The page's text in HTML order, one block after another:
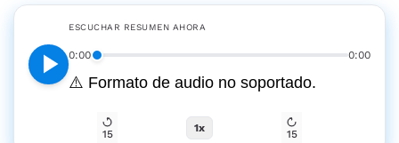
ESCUCHAR RESUMEN AHORA
0:00 0:00
⚠️ Formato de audio no soportado.
15
1x
15